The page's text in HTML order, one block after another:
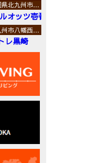
県北九州市…
オッツ壱番館
州市八幡西…
レ黒崎